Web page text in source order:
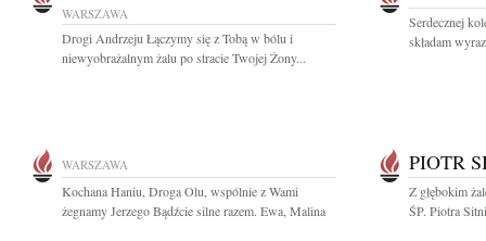
WARSZAWA
Drogi Andrzeju Łączymy się z Tobą w bólu i
niewyobrażalnym żalu po stracie Twojej Żony...
Serdecznej
składam
WARSZAWA
Kochana Haniu, Droga Olu, wspólnie z Wami
żegnamy Jerzego Bądźcie silne razem. Ewa, Malina
PIOTR
Z głębokim
ŚP. Piotra